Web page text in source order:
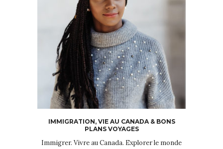
IMMIGRATION, VIE AU CANADA & BONS
PLANS VOYAGES
Immigrer. Vivre au Canada. Explorer le monde